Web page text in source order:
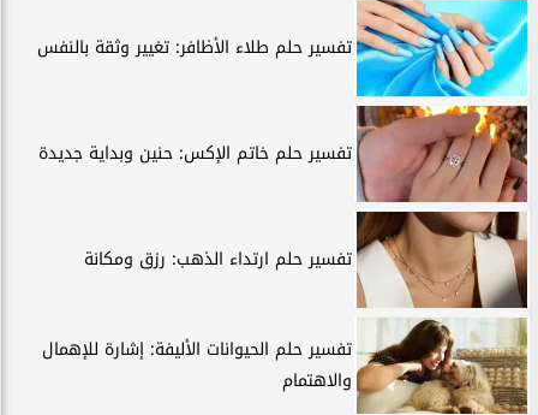
تفسير حلم طلاء الأظافر: تغيير وثقة بالنفس
تفسير حلم خاتم الإكس: حنين وبداية جديدة
تفسير حلم ارتداء الذهب: رزق ومكانة
تفسير حلم الحيوانات الأليفة: إشارة للإهمال
والاهتمام